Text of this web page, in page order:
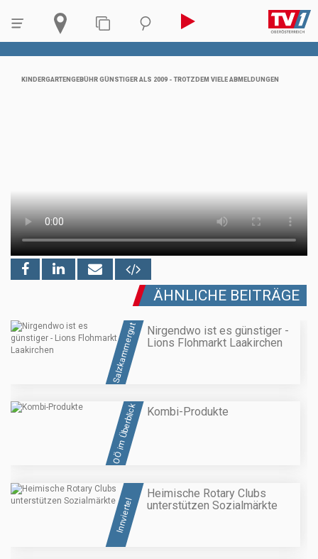
KINDERGARTENGEBÜHR GÜNSTIGER ALS 2009 - TROTZDEM VIELE ABMELDUNGEN
ÄHNLICHE BEITRÄGE
Salzkammergut
Nirgendwo ist es günstiger -
Lions Flohmarkt Laakirchen
OÖ im Überblick Kombi-Produkte
Innviertel
Heimische Rotary Clubs
unterstützen Sozialmärkte